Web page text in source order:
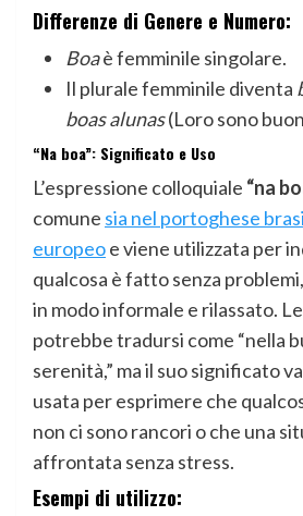
Differenze di Genere e Numero:
Boaè femminile singolare.
Il plurale femminile diventa
boas alunas(Loro sono
“Na boa”: Significato e Uso
L’espressione colloquiale “na
comune sia nel portoghese
europeoe viene utilizzata per
qualcosa è fatto senza
in modo informale e rilassato.
potrebbe tradursi come “nella
serenità,” ma il suo significato
usata per esprimere che
non ci sono rancori o che una
affrontata senza stress.
Esempi di utilizzo: